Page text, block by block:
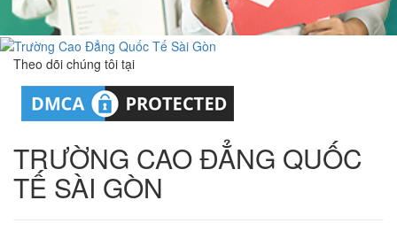
Theo dõi chúng tôi tại
TRƯỜNG CAO ĐẲNG QUỐC
TẾ SÀI GÒN